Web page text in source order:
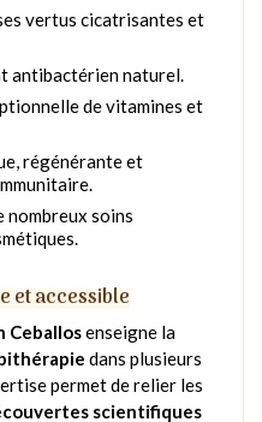
vertus cicatrisantes et
antibactérien naturel.
de vitamines et
régénérante et
nombreux soins
et accessible
Ceballosenseigne la
dans plusieurs
permet de relier les
scientifiques